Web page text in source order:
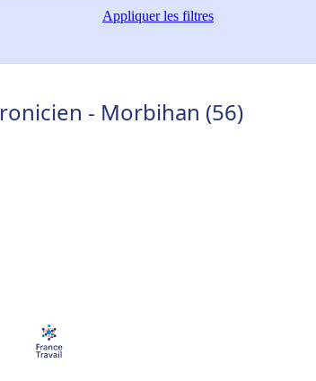
Appliquerles filtres
- Morbihan (56)